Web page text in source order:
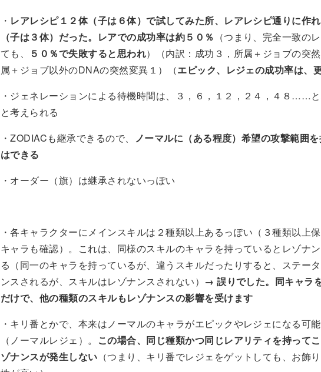
・ レアレシピ１２体（子は６体）で試してみた所、レアレシピ通りに作
（子は３体）だった。レアでの成功率は約５０％ （つまり、完全一致の
ても、
５０％で失敗すると思われ）（内訳：成功３，所属＋ジョブの突
属＋ジョブ以外のDNAの突然変異１）（エピック、レジェの成功率は、
・ジェネレーションによる待機時間は、３，６，１２，２４，４８……と
と考えられる
・ZODIACも継承できるので、
ノーマルに（ある程度）希望の攻撃範囲
はできる
・オーダー（旗）は継承されないっぽい
・各キャラクターにメインスキルは２種類以上あるっぽい（３種類以上
キャラも確認）。これは、同様のスキルのキャラを持っているとレゾナ
る（同一のキャラを持っているが、違うスキルだったりすると、ステー
ンスされるが、スキルはレゾナンスされない） → 誤りでした。同キャラ
だけで、他の種類のスキルもレゾナンスの影響を受けます
・キリ番とかで、本来はノーマルのキャラがエピックやレジェになる可
（ノーマルレジェ）。 この場合、同じ種類かつ同じレアリティを持って
ゾナンスが発生しない （つまり、キリ番でレジェをゲットしても、お飾